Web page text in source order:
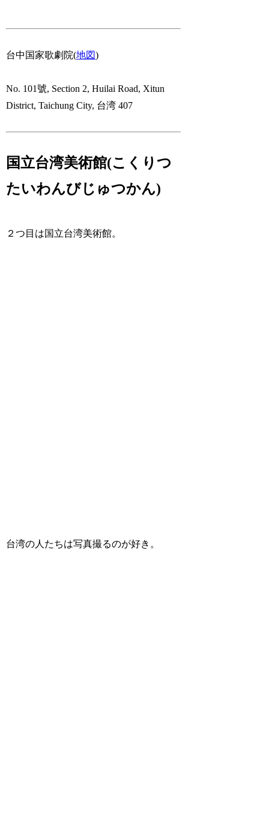
台中国家歌劇院(地図)
No. 101號, Section 2, Huilai Road, Xitun
District, Taichung City, 台湾 407
国立台湾美術館(こくりつ
たいわんびじゅつかん)
２つ目は国立台湾美術館。
台湾の人たちは写真撮るのが好き。